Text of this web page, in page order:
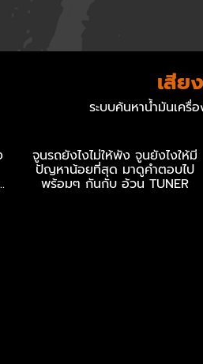
เสีย
ระบบค้นหาน้ำมันเครื่
อ้วน TUNER X ENEOS จู
จูนรถยังไงไม่ให้พัง จูนยังไงให้มี
ปัญหาน้อยที่สุด มาดูคำตอบไป
พร้อมๆ กันกับ อ้วน TUNER